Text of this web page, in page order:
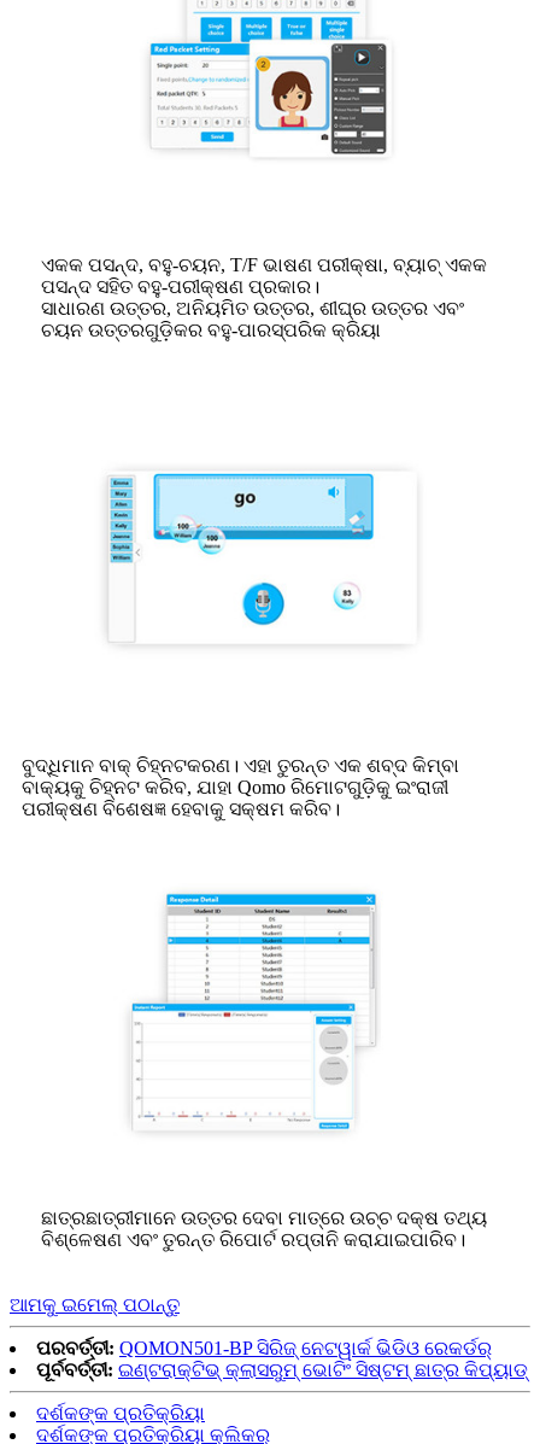
ଏକକ ପସନ୍ଦ, ବହୁ-ଚୟନ, T/F ଭାଷଣ ପରୀକ୍ଷା, ବ୍ୟାଚ୍ ଏକକ
ପସନ୍ଦ ସହିତ ବହୁ-ପରୀକ୍ଷଣ ପ୍ରକାର।
ସାଧାରଣ ଉତ୍ତର, ଅନିୟମିତ ଉତ୍ତର, ଶୀଘ୍ର ଉତ୍ତର ଏବଂ
ଚୟନ ଉତ୍ତରଗୁଡ଼ିକର ବହୁ-ପାରସ୍ପରିକ କ୍ରିୟା
ବୁଦ୍ଧିମାନ ବାକ୍ ଚିହ୍ନଟକରଣ। ଏହା ତୁରନ୍ତ ଏକ ଶବ୍ଦ କିମ୍ବା
ବାକ୍ୟକୁ ଚିହ୍ନଟ କରିବ, ଯାହା Qomo ରିମୋଟଗୁଡ଼ିକୁ ଇଂରାଜୀ
ପରୀକ୍ଷଣ ବିଶେଷଜ୍ଞ ହେବାକୁ ସକ୍ଷମ କରିବ।
ଛାତ୍ରଛାତ୍ରୀମାନେ ଉତ୍ତର ଦେବା ମାତ୍ରେ ଉଚ୍ଚ ଦକ୍ଷ ତଥ୍ୟ
ବିଶ୍ଳେଷଣ ଏବଂ ତୁରନ୍ତ ରିପୋର୍ଟ ରପ୍ତାନି କରାଯାଇପାରିବ।
ଆମକୁ ଇମେଲ୍ ପଠାନ୍ତୁ
ପରବର୍ତ୍ତୀ: QOMON501-BP ସିରିଜ୍ ନେଟୱାର୍କ ଭିଡିଓ ରେକର୍ଡର୍
ପୂର୍ବବର୍ତ୍ତୀ: ଇଣ୍ଟରାକ୍ଟିଭ୍ କ୍ଲାସରୁମ୍ ଭୋଟିଂ ସିଷ୍ଟମ୍ ଛାତ୍ର କିପ୍ୟାଡ୍
ଦର୍ଶକଙ୍କ ପ୍ରତିକ୍ରିୟା
ଦର୍ଶକଙ୍କ ପ୍ରତିକ୍ରିୟା କ୍ଲିକର୍